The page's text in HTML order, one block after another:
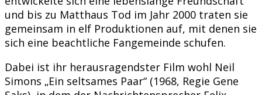
und bis zu Matthaus Tod im Jahr 2000 traten sie
gemeinsam in elf Produktionen auf, mit denen sie
sich eine beachtliche Fangemeinde schufen.
Dabei ist ihr herausragendster Film wohl Neil
Simons „Ein seltsames Paar“ (1968, Regie Gene